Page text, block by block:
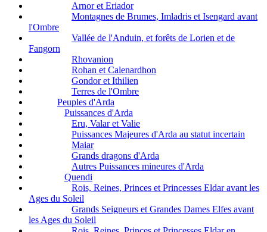
Arnor et Eriador
Montagnes de Brumes, Imladris et Isengard avant
l'Ombre
Vallée de l'Anduin, et forêts de Lorien et de
Fangorn
Rhovanion
Rohan et Calenardhon
Gondor et Ithilien
Terres de l'Ombre
Peuples d'Arda
Puissances d'Arda
Eru, Valar et Valie
Puissances Majeures d'Arda au statut incertain
Maiar
Grands dragons d'Arda
Autres Puissances mineures d'Arda
Quendi
Rois, Reines, Princes et Princesses Eldar avant les
Ages du Soleil
Grands Seigneurs et Grandes Dames Elfes avant
les Ages du Soleil